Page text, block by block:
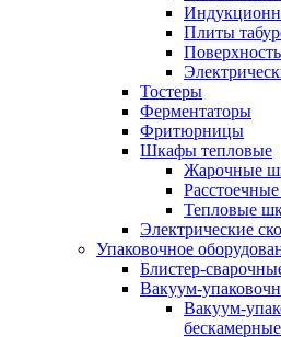
Плиты
Тостеры
Ферментаторы
Фритюрницы
Шкафы тепловые
Жарочные
Тепловые
Электрические
Упаковочное
Блистер-
Вакуум-
Вакуум-
беcкамерные